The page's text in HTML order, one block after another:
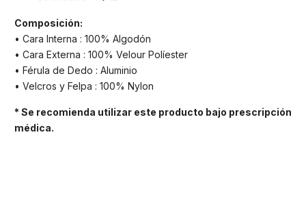
Composición:
• Cara Interna : 100% Algodón
• Cara Externa : 100% Velour Políester
• Férula de Dedo : Aluminio
• Velcros y Felpa : 100% Nylon
* Se recomienda utilizar este producto bajo prescripción
médica.